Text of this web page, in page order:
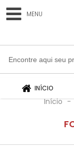
MENU
INÍCIO
Início -